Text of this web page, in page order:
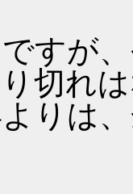
すが
切れ
りは